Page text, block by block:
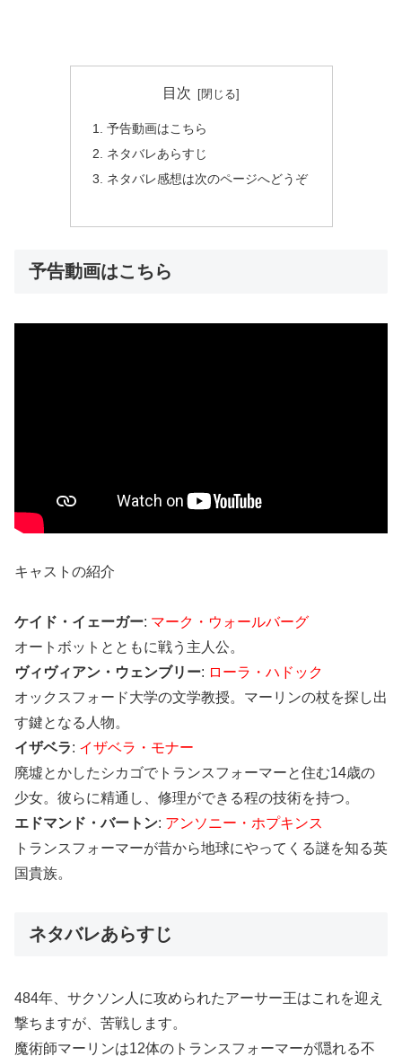
目次
予告動画はこちら
ネタバレあらすじ
ネタバレ感想は次のページへどうぞ
予告動画はこちら
キャストの紹介
ケイド・イェーガー: マーク・ウォールバーグ
オートボットとともに戦う主人公。
ヴィヴィアン・ウェンブリー: ローラ・ハドック
オックスフォード大学の文学教授。マーリンの杖を探し出
す鍵となる人物。
イザベラ: イザベラ・モナー
廃墟とかしたシカゴでトランスフォーマーと住む14歳の
少女。彼らに精通し、修理ができる程の技術を持つ。
エドマンド・バートン: アンソニー・ホプキンス
トランスフォーマーが昔から地球にやってくる謎を知る英
国貴族。
ネタバレあらすじ
484年、サクソン人に攻められたアーサー王はこれを迎え
撃ちますが、苦戦します。
魔術師マーリンは12体のトランスフォーマーが隠れる不